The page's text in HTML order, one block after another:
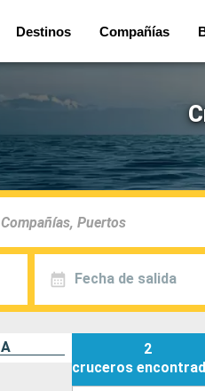
Destinos Compañías
Fecha de salida
2
cruceros